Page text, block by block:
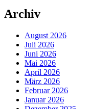
Archiv
August 2026
Juli 2026
Juni 2026
Mai 2026
April 2026
März 2026
Februar 2026
Januar 2026